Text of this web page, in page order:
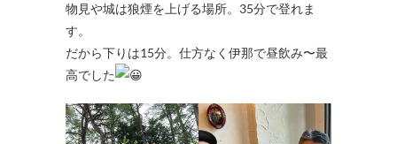
物見や城は狼煙を上げる場所。35分で登れま
す。
だから下りは15分。仕方なく伊那で昼飲み〜最
高でした